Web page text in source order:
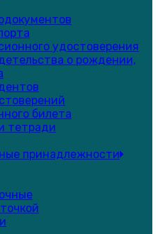
удостоверения
о рождении,
билета
тетради
принадлежности